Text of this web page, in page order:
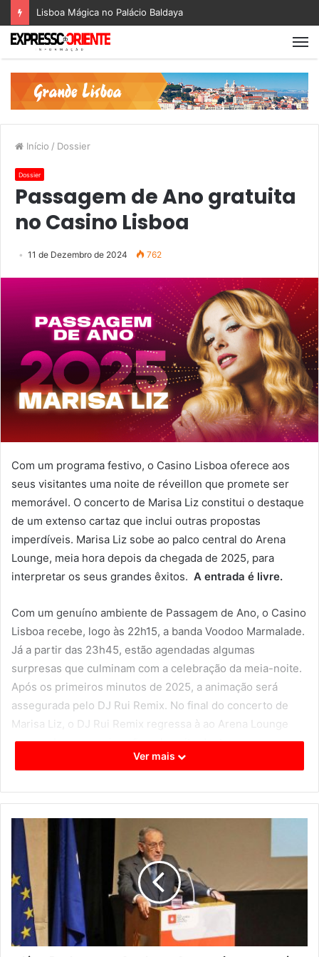
Lisboa Mágica no Palácio Baldaya
Início / Dossier
Dossier
Passagem de Ano gratuita
no Casino Lisboa
11 de Dezembro de 2024 762
Com um programa festivo, o Casino Lisboa oferece aos
seus visitantes uma noite de réveillon que promete ser
memorável. O concerto de Marisa Liz constitui o destaque
de um extenso cartaz que inclui outras propostas
imperdíveis. Marisa Liz sobe ao palco central do Arena
Lounge, meia hora depois da chegada de 2025, para
interpretar os seus grandes êxitos. A entrada é livre.
Com um genuíno ambiente de Passagem de Ano, o Casino
Lisboa recebe, logo às 22h15, a banda Voodoo Marmalade.
Já a partir das 23h45, estão agendadas algumas
surpresas que culminam com a celebração da meia-noite.
Após os primeiros minutos de 2025, a animação será
assegurada pelo DJ Rui Remix. No final do concerto de
Marisa Liz, o DJ Rui Remix regressa à ao Arena Lounge
para prolongar a animação pela noite dentro.
Figura incontornável na música portuguesa, Marisa Liz dá
as boas-vindas a 2025 no Arena Lounge do Casino Lisboa.
Cantora, autora e compositora, Marisa Liz lançou
recentemente o seu primeiro álbum a solo, “Girassóis e
Tempestades”. Deste disco foram retirados os singles de
sucesso “Guerra Nuclear”, um original inédito de António
Variações que lhe foi oferecido pela família de Variações e
no qual a voz do artista surge ao lado de Marisa Liz de
Ver mais